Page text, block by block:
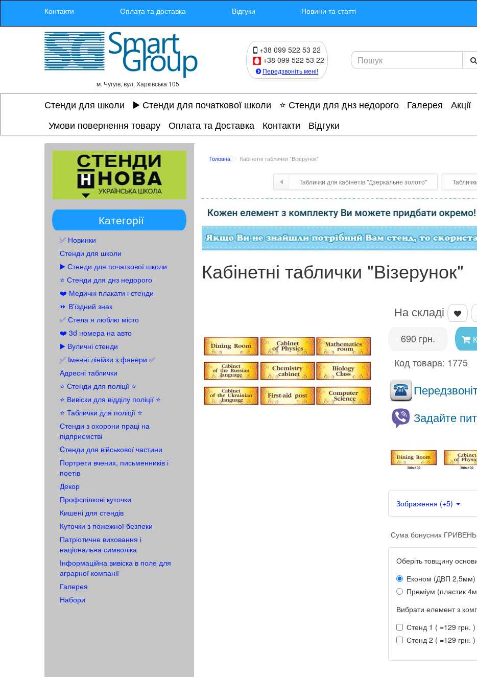
Контакти Оплата та доставка Відгуки Новини та статті
м. Чугуїв, вул. Харківська 105
+38 099 522 53 22
+38 099 522 53 22
Передзвоніть мені!
Стенди для школи ▶️ Стенди для початкової школи ⭐ Стенди для днз недорого Галерея Акції
Умови повернення товару
Оплата та Доставка Контакти Відгуки
Категорії
✅ Новинки
Стенди для школи
▶️ Стенди для початкової школи
⭐ Стенди для днз недорого
❤️ Медичні плакати і стенди
⏩ В'їздний знак
✅ Стела я люблю місто
❤️ 3d номера на авто
▶️ Вуличні стенди
✅ Іменні лінійки з фанери ✅
Адресні таблички
⭐ Стенди для поліції ⭐
⭐️ Вивіски для відділу поліції ⭐️
⭐️ Таблички для поліції ⭐️
Стенди з охорони праці на
підприємстві
Cтенди для військової частини
Портрети вчених, письменників і
поетів
Декор
Профспілкові куточки
Кишені для стендів
Куточки з пожежної безпеки
Патріотичне виховання і
національна символіка
Інформаційна вивіска в поле для
аграрної компанії
Галерея
Набори
Головна Кабінетні таблички "Візерунок"
Таблички для кабінетів "Дзеркальне золото"
Кабінетні таблички "Візерунок"
На складі
690 грн.
Код товара: 1775
Задайте
Зображення (+5)
Сума бонусних ГРИВЕНЬ
Оберіть товщину
Економ (ДВП 2,5мм)
Преміум (пластик
Вибрати елемент з
Стенд 1 ( =129 грн. )
Стенд 2 ( =129 грн. )